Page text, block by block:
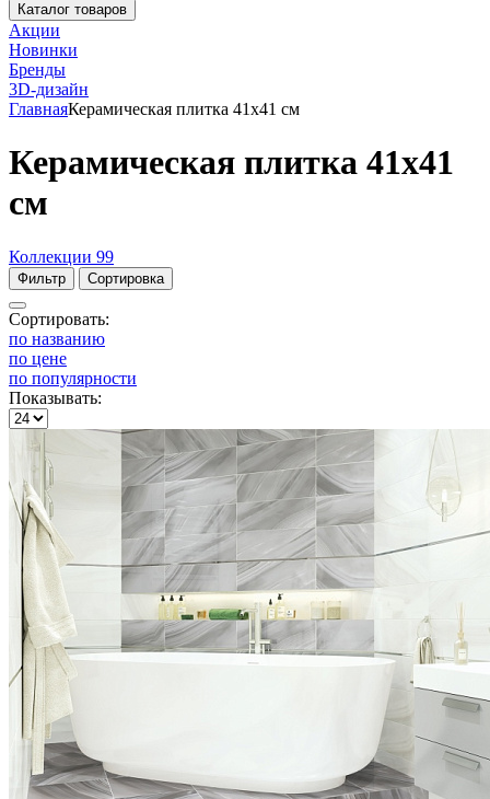
Каталог товаров
Акции
Новинки
Бренды
3D-дизайн
ГлавнаяКерамическая плитка 41x41 см
Керамическая плитка 41x41
см
Коллекции 99
Фильтр Сортировка
Сортировать:
по названию
по цене
по популярности
Показывать: